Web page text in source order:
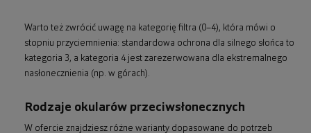
Warto też zwrócić uwagę na kategorię filtra (0–4), która mówi o
stopniu przyciemnienia: standardowa ochrona dla silnego słońca to
kategoria 3, a kategoria 4 jest zarezerwowana dla ekstremalnego
nasłonecznienia (np. w górach).
Rodzaje okularów przeciwsłonecznych
W ofercie znajdziesz różne warianty dopasowane do potrzeb